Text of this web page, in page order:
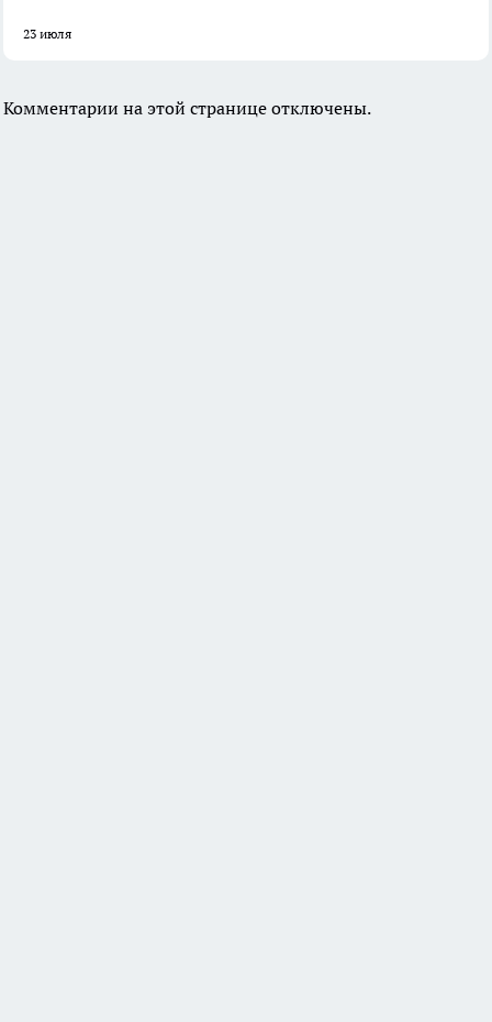
23 июля
Комментарии на этой странице отключены.